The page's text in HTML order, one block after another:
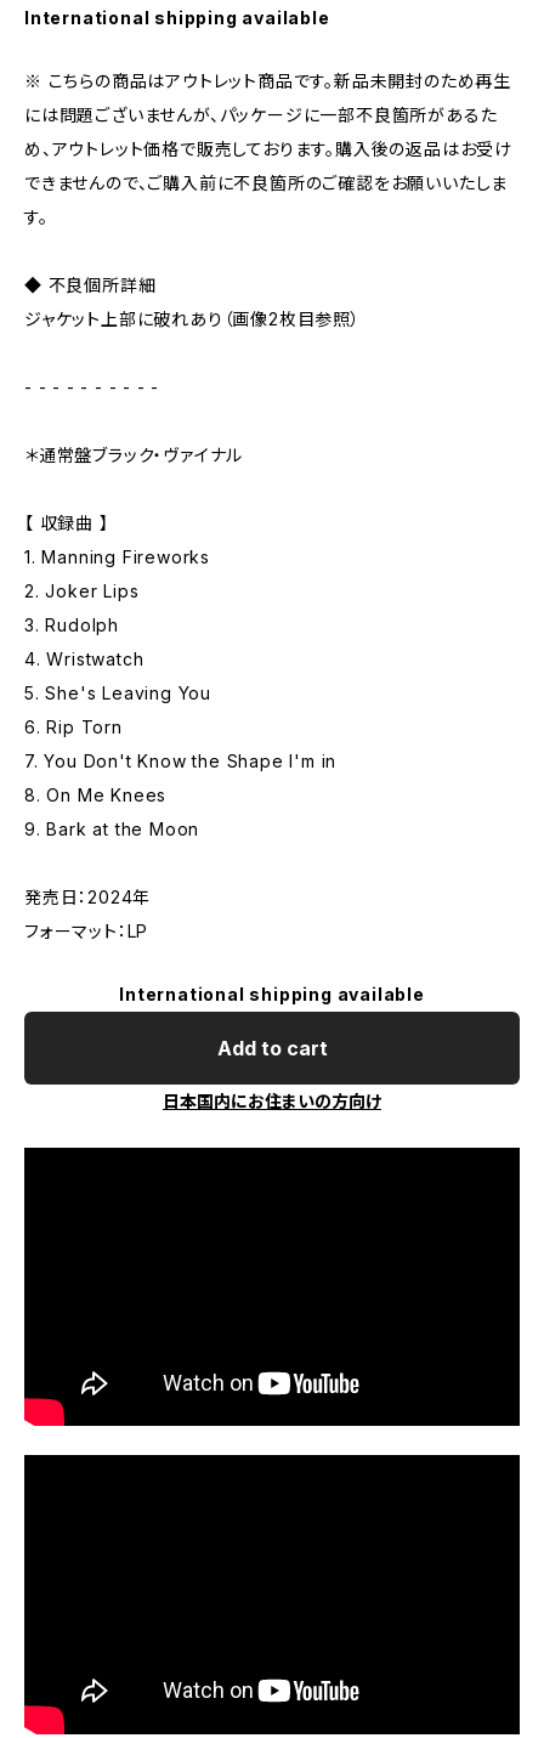
International shipping available
※ こちらの商品はアウトレット商品です。新品未開封のため再生
には問題ございませんが、パッケージに一部不良箇所があるた
め、アウトレット価格で販売しております。購入後の返品はお受け
できませんので、ご購入前に不良箇所のご確認をお願いいたしま
す。
◆ 不良個所詳細
ジャケット上部に破れあり（画像2枚目参照）
- - - - - - - - - -
＊通常盤ブラック・ヴァイナル
【 収録曲 】
1. Manning Fireworks
2. Joker Lips
3. Rudolph
4. Wristwatch
5. She's Leaving You
6. Rip Torn
7. You Don't Know the Shape I'm in
8. On Me Knees
9. Bark at the Moon
発売日：2024年
フォーマット：LP
International shipping available
Add to cart
日本国内にお住まいの方向け